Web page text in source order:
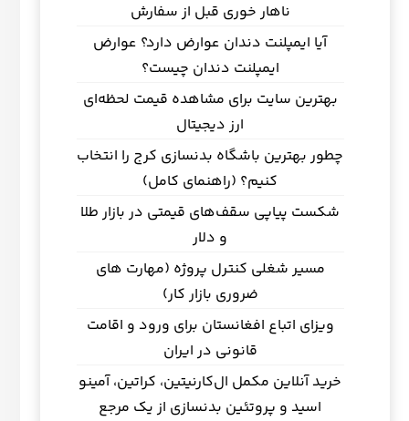
ناهار خوری قبل از سفارش
آیا ایمپلنت دندان عوارض دارد؟ عوارض
ایمپلنت دندان چیست؟
بهترین سایت برای مشاهده قیمت لحظه‌ای
ارز دیجیتال
چطور بهترین باشگاه بدنسازی کرج را انتخاب
کنیم؟ (راهنمای کامل)
شکست پیاپی سقف‌های قیمتی در بازار طلا
و دلار
مسیر شغلی کنترل پروژه (مهارت های
ضروری بازار کار)
ویزای اتباع افغانستان برای ورود و اقامت
قانونی در ایران
خرید آنلاین مکمل ال‌کارنیتین، کراتین، آمینو
اسید و پروتئین بدنسازی از یک مرجع